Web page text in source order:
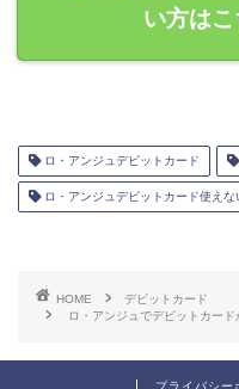
い方は
ロ・アンジュデビットカード
ロ・アンジュデビットカード使えな
HOME
デビットカード
ロ・アンジュでデビットカー
プライバシー